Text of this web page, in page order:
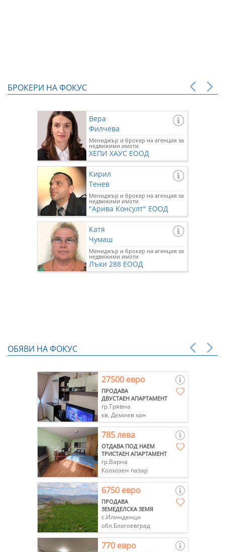
БРОКЕРИ НА ФОКУС
Вера
Филчева
Мениджър и брокер на агенция за
недвижими имоти
ХЕПИ ХАУС ЕООД
Кирил
Тенев
Мениджър и брокер на агенция за
недвижими имоти
"Арива Консулт" ЕООД
Катя
Чумаш
Мениджър и брокер на агенция за
недвижими имоти
Лъки 288 ЕООД
ОБЯВИ НА ФОКУС
27500 евро
ПРОДАВА
ДВУСТАЕН АПАРТАМЕНТ
гр.Трявна
кв. Демиев хан
785 лева
ОТДАВА ПОД НАЕМ
ТРИСТАЕН АПАРТАМЕНТ
гр.Варна
Колхозен пазар
6750 евро
ПРОДАВА
ЗЕМЕДЕЛСКА ЗЕМЯ
с.Илинденци
обл.Благоевград
770 евро